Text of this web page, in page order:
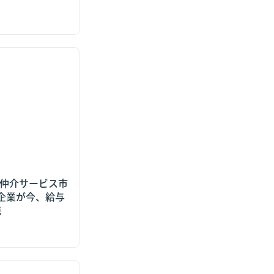
サービス市場は
介サービス市
業が今、給与
たい」が増え